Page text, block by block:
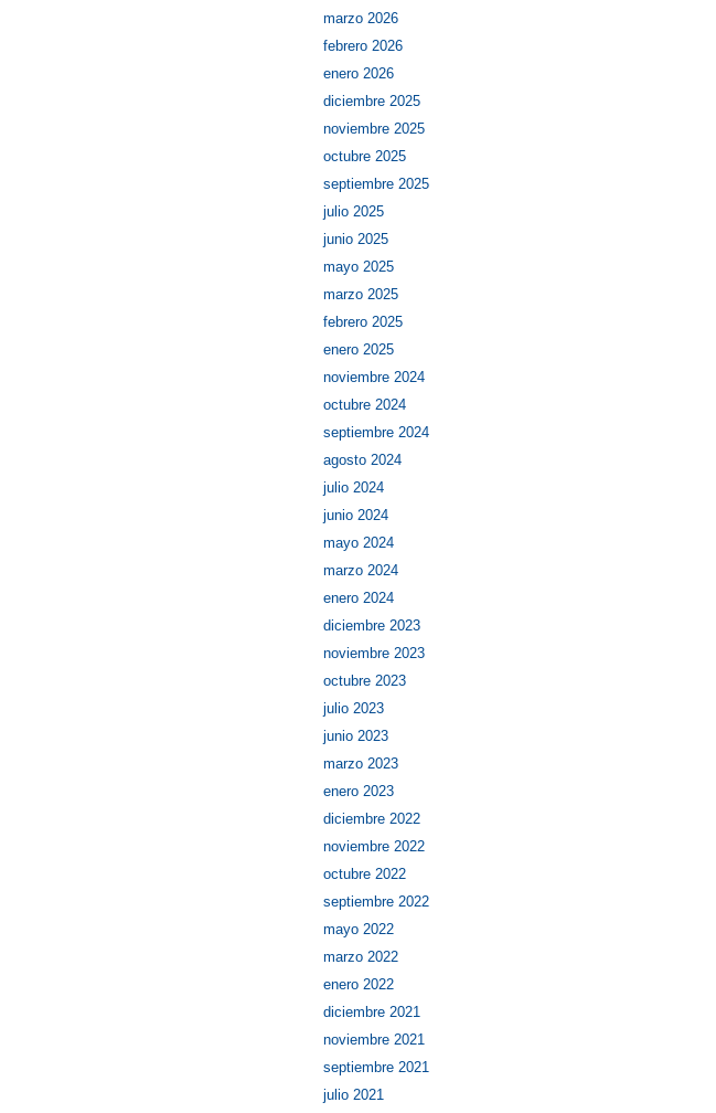
marzo 2026
febrero 2026
enero 2026
diciembre 2025
noviembre 2025
octubre 2025
septiembre 2025
julio 2025
junio 2025
mayo 2025
marzo 2025
febrero 2025
enero 2025
noviembre 2024
octubre 2024
septiembre 2024
agosto 2024
julio 2024
junio 2024
mayo 2024
marzo 2024
enero 2024
diciembre 2023
noviembre 2023
octubre 2023
julio 2023
junio 2023
marzo 2023
enero 2023
diciembre 2022
noviembre 2022
octubre 2022
septiembre 2022
mayo 2022
marzo 2022
enero 2022
diciembre 2021
noviembre 2021
septiembre 2021
julio 2021